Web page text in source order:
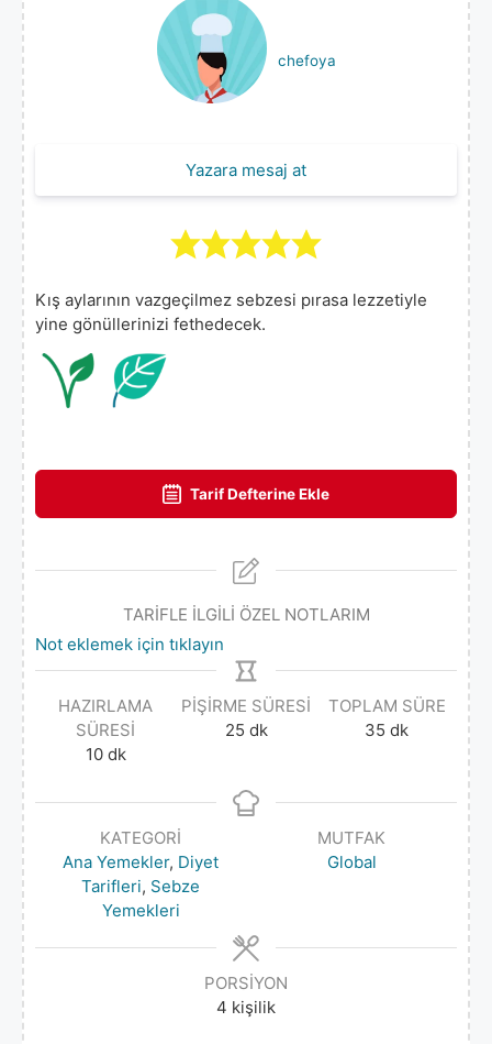
chefoya
Yazara mesaj at
Kış aylarının vazgeçilmez sebzesi pırasa lezzetiyle
yine gönüllerinizi fethedecek.
Tarif Defterine Ekle
TARİFLE İLGİLİ ÖZEL NOTLARIM
Not eklemek için tıklayın
HAZIRLAMA
SÜRESI
10 dk
PIŞIRME SÜRESI
25 dk
TOPLAM SÜRE
35 dk
KATEGORI
Ana Yemekler, Diyet
Tarifleri, Sebze
Yemekleri
MUTFAK
Global
PORSIYON
4 kişilik